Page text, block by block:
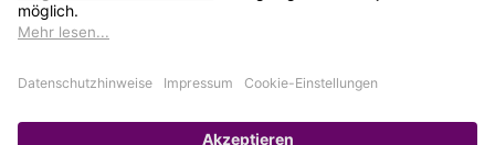
* Alle Preise exkl. MwSt. zzgl.Versandkosten
Impressum